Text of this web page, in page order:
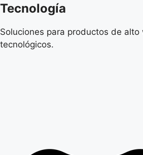
Tecnología
Soluciones para productos de alto
tecnológicos.